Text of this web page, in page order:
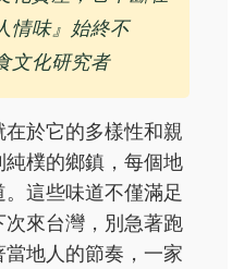
情味』始終不
化研究者
於它的多樣性和親
樸的鄉鎮，每個地
這些味道不僅滿足
來台灣，別急著跑
地人的節奏，一家